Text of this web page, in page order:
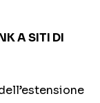
A SITI DI